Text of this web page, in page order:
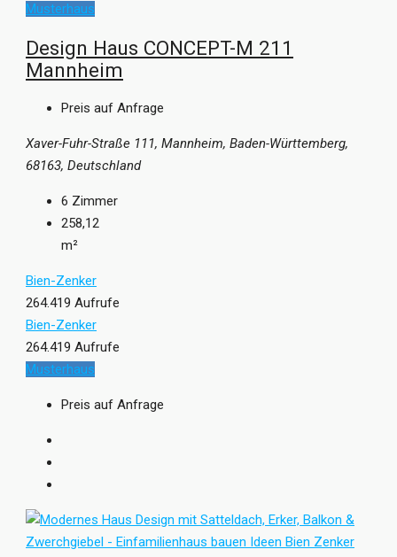
Musterhaus
Design Haus CONCEPT-M 211
Mannheim
Preis auf Anfrage
Xaver-Fuhr-Straße 111, Mannheim, Baden-Württemberg,
68163, Deutschland
6 Zimmer
258,12
m²
Bien-Zenker
264.419 Aufrufe
Bien-Zenker
264.419 Aufrufe
Musterhaus
Preis auf Anfrage